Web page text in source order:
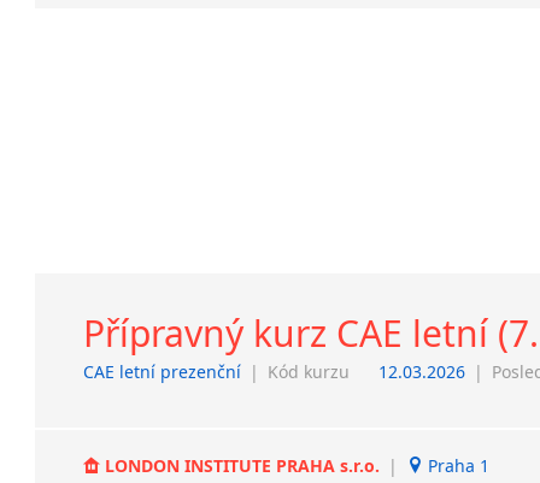
Přípravný kurz CAE letní
CAE letní prezenční | Kód kurzu 12.03.2026 |
LONDON INSTITUTE PRAHA s.r.o. | Praha 1